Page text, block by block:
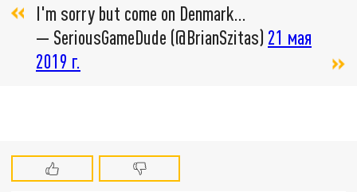
I'm sorry but come on Denmark...
— SeriousGameDude (@BrianSzitas) 21 мая
2019 г.